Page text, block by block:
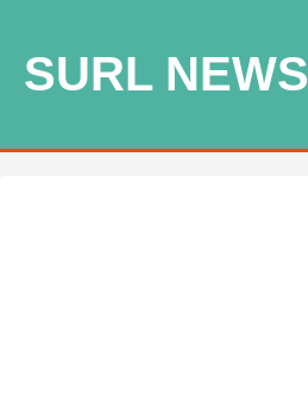
SURL NEWS